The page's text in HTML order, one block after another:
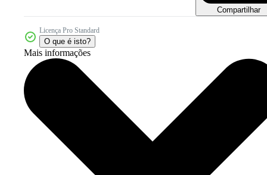
Compartilhar
Licença Pro Standard
O que é isto?
Mais informações